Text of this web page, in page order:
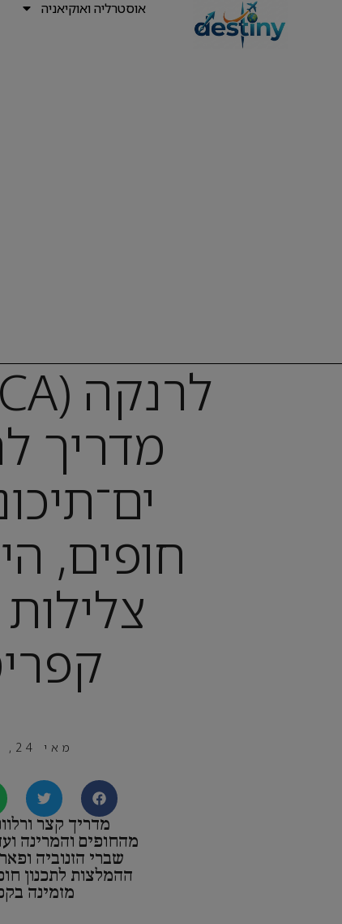
אוסטרליה ואוקיאניה
מדריך
חופים,
מאי 24, 2026
מדריך קצר
מהחופים והמרינה
שברי הזנוביה
ההמלצות לתכנון
מזמינה